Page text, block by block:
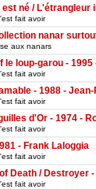
est né / L'étrangleur
fait avoir
nanar
aux nanars
le loup-garou - 1995
fait avoir
- 1988 -
fait avoir
d'Or - 1974 -
fait avoir
- Frank Laloggia
fait avoir
Death / Destroyer
fait avoir